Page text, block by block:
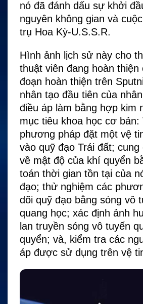
nó đã đánh dấu sự khởi
nguyên không gian và
trụ Hoa Kỳ-U.S.S.R.
Hình ảnh lịch sử này cho
thuật viên đang hoàn thiện
đoạn hoàn thiện trên
nhân tạo đầu tiên của
điều áp làm bằng hợp kim
mục tiêu khoa học cơ bản:
phương pháp đặt một vệ
vào quỹ đạo Trái đất; cung
về mật độ của khí quyển
toán thời gian tồn tại của
đạo; thử nghiệm các
dõi quỹ đạo bằng sóng vô
quang học; xác định ảnh
lan truyền sóng vô tuyến
quyển; và, kiểm tra các
áp được sử dụng trên vệ